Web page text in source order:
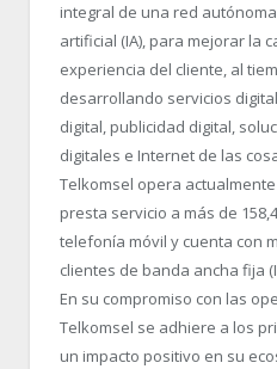
integral de una red
artificial (IA), para mejorar la
experiencia del cliente, al
desarrollando servicios
digital, publicidad digital,
digitales e Internet de las
Telkomsel opera actualmente
presta servicio a más de
telefonía móvil y cuenta con
clientes de banda ancha fija
En su compromiso con las
Telkomsel se adhiere a los
un impacto positivo en su